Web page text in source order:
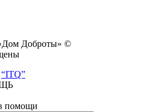
Доброты» ©
“ITQ”
помощи